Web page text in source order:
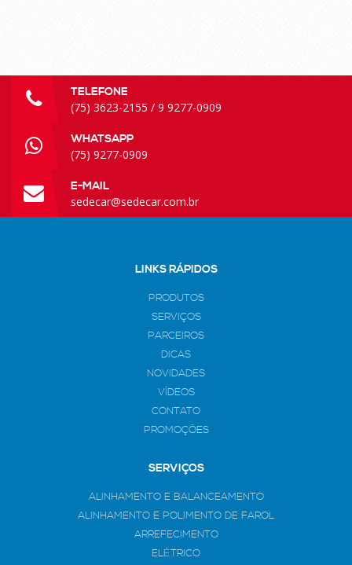
TELEFONE
(75) 3623-2155 / 9 9277-0909
WHATSAPP
(75) 9277-0909
E-MAIL
sedecar@sedecar.com.br
LINKS RÁPIDOS
PRODUTOS
SERVIÇOS
PARCEIROS
DICAS
NOVIDADES
VÍDEOS
CONTATO
PROMOÇÕES
SERVIÇOS
ALINHAMENTO E BALANCEAMENTO
ALINHAMENTO E POLIMENTO DE FAROL
ARREFECIMENTO
ELÉTRICO